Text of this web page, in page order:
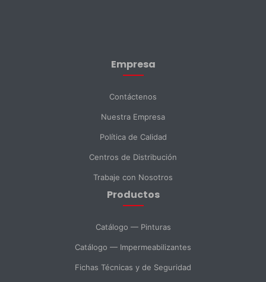
Empresa
Contáctenos
Nuestra Empresa
Política de Calidad
Centros de Distribución
Trabaje con Nosotros
Productos
Catálogo — Pinturas
Catálogo — Impermeabilizantes
Fichas Técnicas y de Seguridad